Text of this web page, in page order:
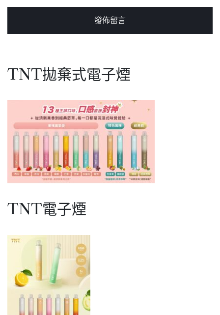
TNT拋棄式電子煙
TNT電子煙